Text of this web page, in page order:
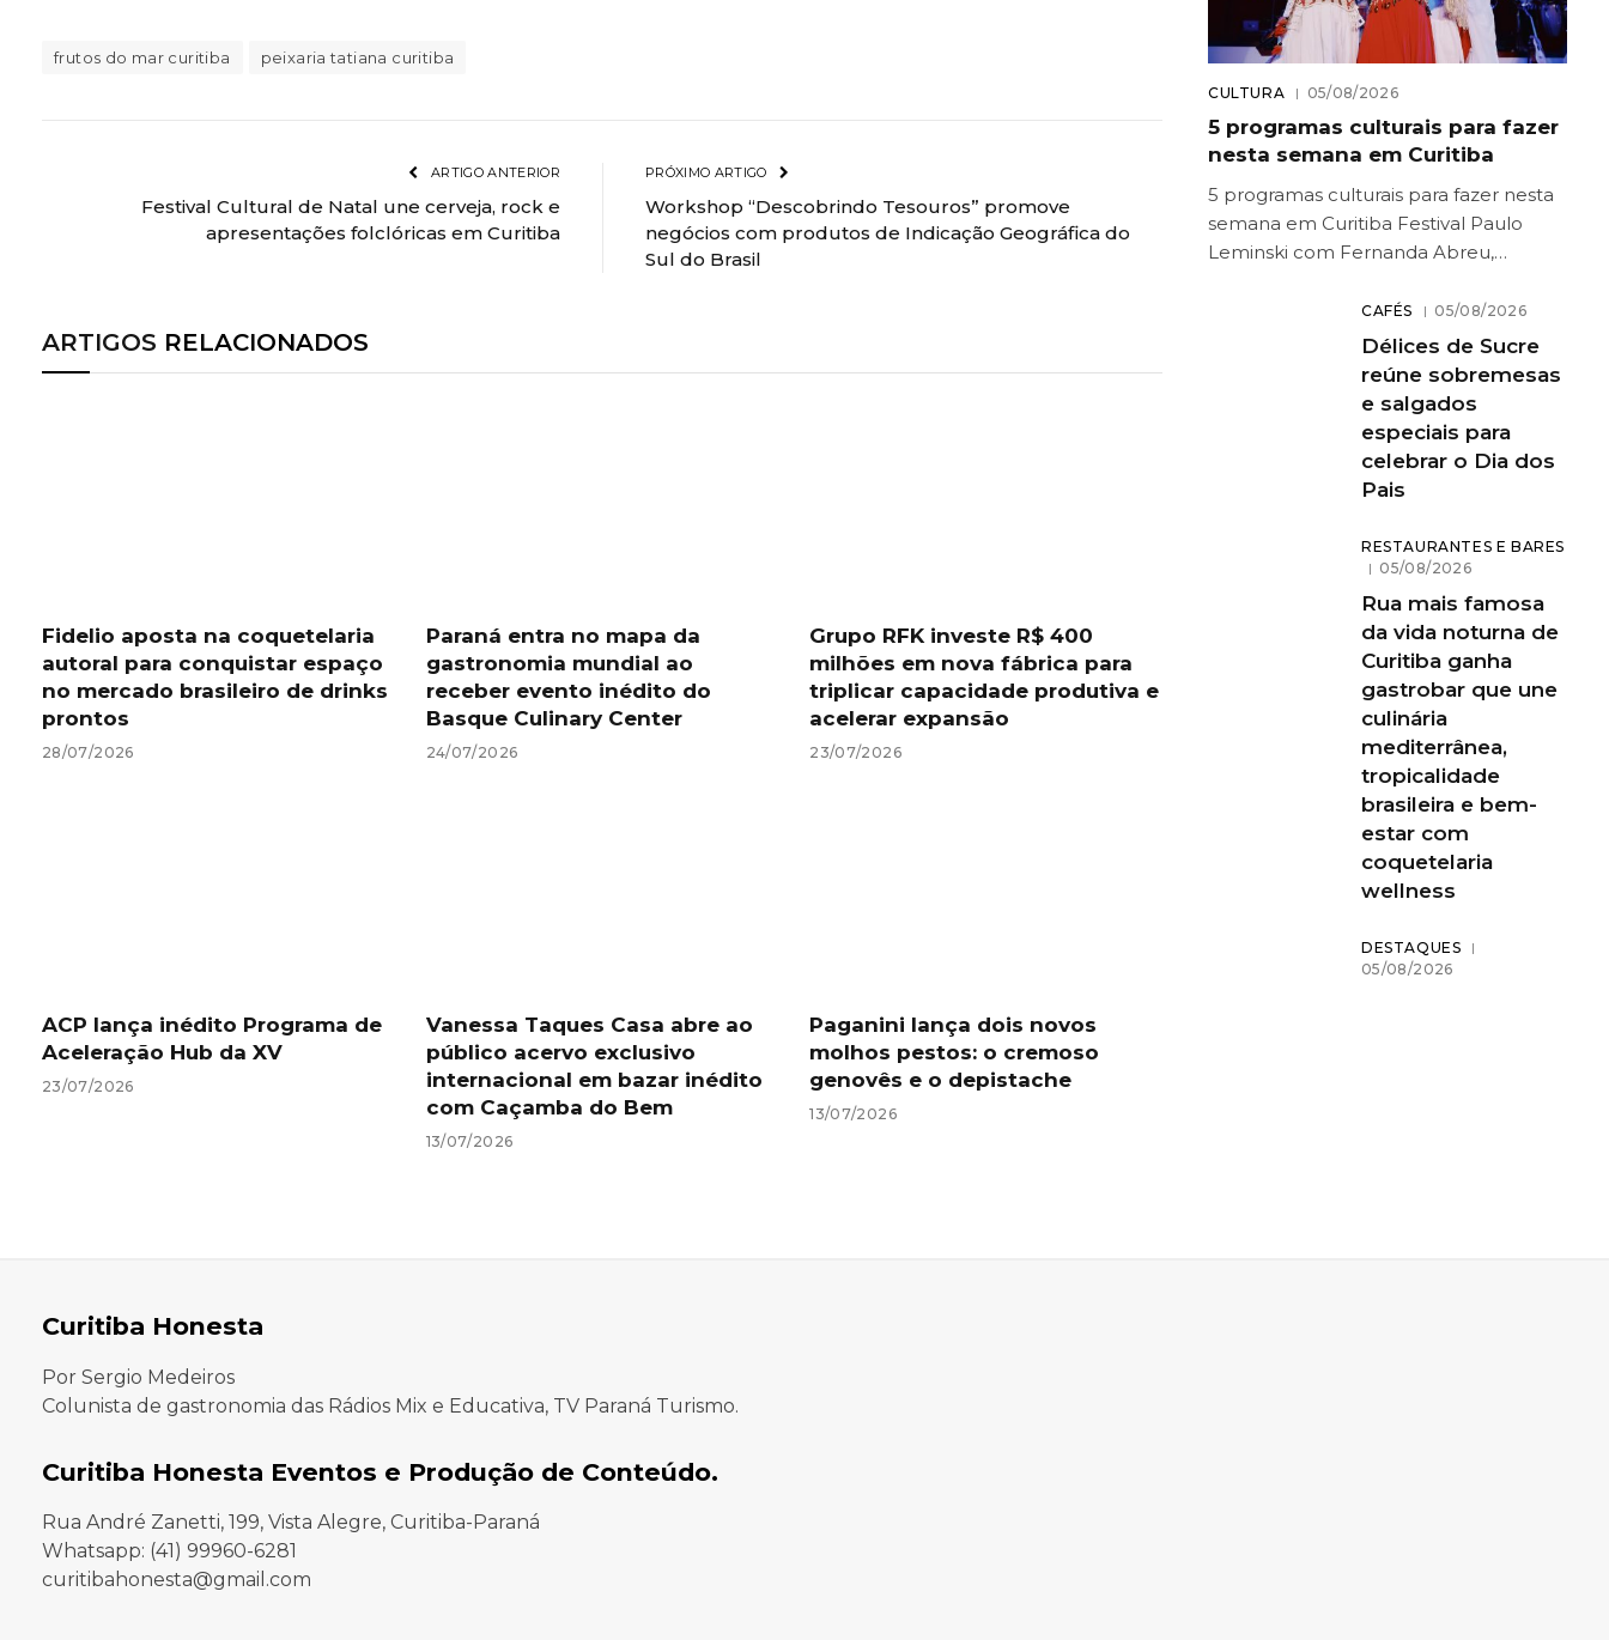
frutos do mar curitiba peixaria tatiana curitiba
ARTIGO ANTERIOR
Festival Cultural de Natal une cerveja, rock e
apresentações folclóricas em Curitiba
PRÓXIMO ARTIGO
Workshop “Descobrindo Tesouros” promove
negócios com produtos de Indicação Geográfica do
Sul do Brasil
ARTIGOS RELACIONADOS
Fidelio aposta na coquetelaria
autoral para conquistar espaço
no mercado brasileiro de drinks
prontos
28/07/2026
Paraná entra no mapa da
gastronomia mundial ao
receber evento inédito do
Basque Culinary Center
24/07/2026
Grupo RFK investe R$ 400
milhões em nova fábrica para
triplicar capacidade produtiva e
acelerar expansão
23/07/2026
ACP lança inédito Programa de
Aceleração Hub da XV
23/07/2026
Vanessa Taques Casa abre ao
público acervo exclusivo
internacional em bazar inédito
com Caçamba do Bem
13/07/2026
Paganini lança dois novos
molhos pestos: o cremoso
genovês e o depistache
13/07/2026
CULTURA 05/08/2026
5 programas culturais para fazer
nesta semana em Curitiba
5 programas culturais para fazer nesta
semana em Curitiba Festival Paulo
Leminski com Fernanda Abreu,…
CAFÉS 05/08/2026
Délices de Sucre
reúne sobremesas
e salgados
especiais para
celebrar o Dia dos
Pais
RESTAURANTES E BARES
05/08/2026
Rua mais famosa
da vida noturna de
Curitiba ganha
gastrobar que une
culinária
mediterrânea,
tropicalidade
brasileira e bem-
estar com
coquetelaria
wellness
DESTAQUES
05/08/2026
Curitiba Honesta
Por Sergio Medeiros
Colunista de gastronomia das Rádios Mix e Educativa, TV Paraná Turismo.
Curitiba Honesta Eventos e Produção de Conteúdo.
Rua André Zanetti, 199, Vista Alegre, Curitiba-Paraná
Whatsapp: (41) 99960-6281
curitibahonesta@gmail.com